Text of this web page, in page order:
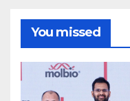
You missed